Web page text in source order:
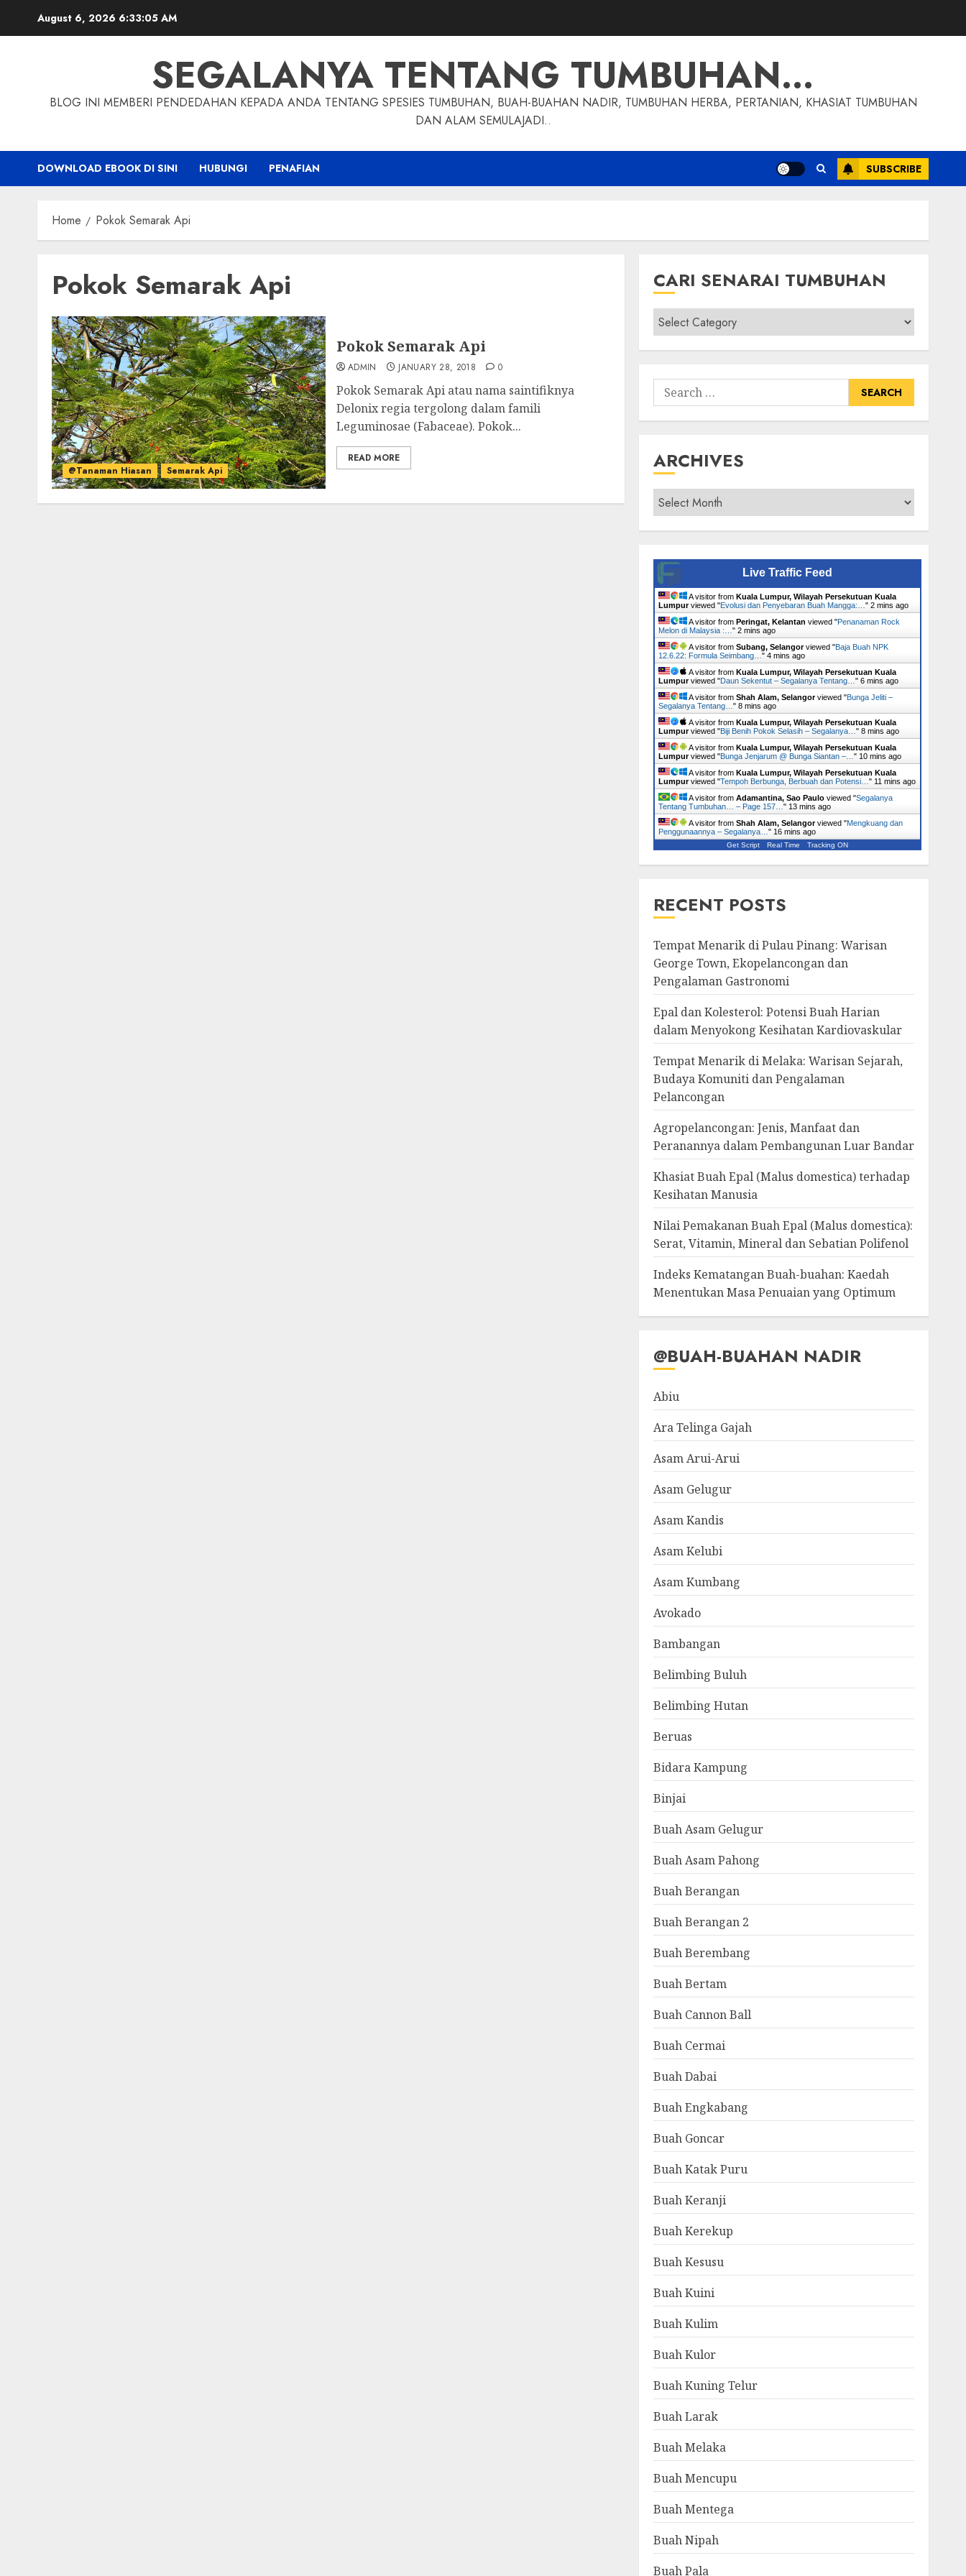
August 6, 2026 6:33:06 AM
SEGALANYA TENTANG TUMBUHAN…
BLOG INI MEMBERI PENDEDAHAN KEPADA ANDA TENTANG SPESIES TUMBUHAN, BUAH-BUAHAN NADIR, TUMBUHAN HERBA, PERTANIAN, KHASIAT TUMBUHAN
DAN ALAM SEMULAJADI..
DOWNLOAD EBOOK DI SINI HUBUNGI PENAFIAN SUBSCRIBE
Home Pokok Semarak Api
Pokok Semarak Api
@Tanaman Hiasan Semarak Api
Pokok Semarak Api
ADMIN JANUARY 28, 2018 0
Pokok Semarak Api atau nama saintifiknya
Delonix regia tergolong dalam famili
Leguminosae (Fabaceae). Pokok...
READ MORE
CARI SENARAI TUMBUHAN
Cari
Senarai
Tumbuhan
Search
for:
ARCHIVES
Archives
Live Traffic Feed
A visitor from Kuala Lumpur, Wilayah Persekutuan Kuala
Lumpurviewed "Evolusi dan Penyebaran Buah Mangga:… " 2 mins ago
A visitor from Peringat, Kelantan viewed "Penanaman Rock
Melon di Malaysia :… " 2 mins ago
A visitor from Subang, Selangorviewed "Baja Buah NPK
12.6.22: Formula Seimbang… " 4 mins ago
A visitor from Kuala Lumpur, Wilayah Persekutuan Kuala
Lumpurviewed "Daun Sekentut – Segalanya Tentang… " 6 mins ago
A visitor from Shah Alam, Selangorviewed "Bunga Jeliti –
Segalanya Tentang… " 8 mins ago
A visitor from Kuala Lumpur, Wilayah Persekutuan Kuala
Lumpurviewed "Biji Benih Pokok Selasih – Segalanya… " 8 mins ago
A visitor from Kuala Lumpur, Wilayah Persekutuan Kuala
Lumpurviewed "Bunga Jenjarum @ Bunga Siantan –… " 10 mins ago
A visitor from Kuala Lumpur, Wilayah Persekutuan Kuala
Lumpurviewed "Tempoh Berbunga, Berbuah dan Potensi… " 11 mins ago
A visitor from Adamantina, Sao Pauloviewed "Segalanya
Tentang Tumbuhan… – Page 157… " 13 mins ago
A visitor from Shah Alam, Selangorviewed "Mengkuang dan
Penggunaannya – Segalanya… " 16 mins ago
Get Script Real Time Tracking ON
RECENT POSTS
Tempat Menarik di Pulau Pinang: Warisan
George Town, Ekopelancongan dan
Pengalaman Gastronomi
Epal dan Kolesterol: Potensi Buah Harian
dalam Menyokong Kesihatan Kardiovaskular
Tempat Menarik di Melaka: Warisan Sejarah,
Budaya Komuniti dan Pengalaman
Pelancongan
Agropelancongan: Jenis, Manfaat dan
Peranannya dalam Pembangunan Luar Bandar
Khasiat Buah Epal (Malus domestica) terhadap
Kesihatan Manusia
Nilai Pemakanan Buah Epal (Malus domestica):
Serat, Vitamin, Mineral dan Sebatian Polifenol
Indeks Kematangan Buah-buahan: Kaedah
Menentukan Masa Penuaian yang Optimum
@BUAH-BUAHAN NADIR
Abiu
Ara Telinga Gajah
Asam Arui-Arui
Asam Gelugur
Asam Kandis
Asam Kelubi
Asam Kumbang
Avokado
Bambangan
Belimbing Buluh
Belimbing Hutan
Beruas
Bidara Kampung
Binjai
Buah Asam Gelugur
Buah Asam Pahong
Buah Berangan
Buah Berangan 2
Buah Berembang
Buah Bertam
Buah Cannon Ball
Buah Cermai
Buah Dabai
Buah Engkabang
Buah Goncar
Buah Katak Puru
Buah Keranji
Buah Kerekup
Buah Kesusu
Buah Kuini
Buah Kulim
Buah Kulor
Buah Kuning Telur
Buah Larak
Buah Melaka
Buah Mencupu
Buah Mentega
Buah Nipah
Buah Pala